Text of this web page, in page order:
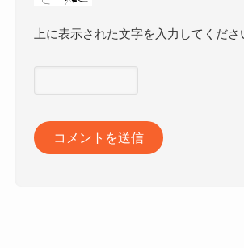
上に表示された文字を入力してくださ